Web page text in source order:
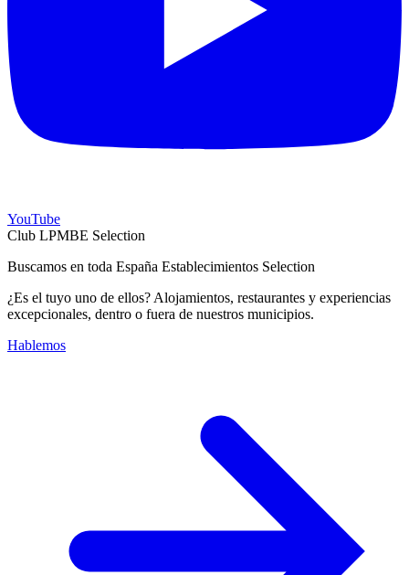
YouTube
Club LPMBE Selection
Buscamos en toda España Establecimientos Selection
¿Es el tuyo uno de ellos? Alojamientos, restaurantes y experiencias
excepcionales, dentro o fuera de nuestros municipios.
Hablemos